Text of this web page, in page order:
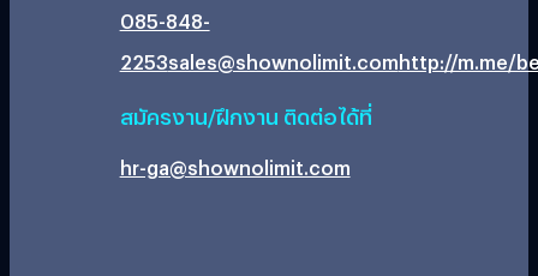
085-848-
2253sales@shownolimit.comhttp://m.me/
สมัครงาน/ฝึกงาน ติดต่อได้ที่
hr-ga@shownolimit.com